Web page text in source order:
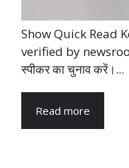
Show Quick Read
verified by
स्पीकर का चुनाव करें।...
Read more